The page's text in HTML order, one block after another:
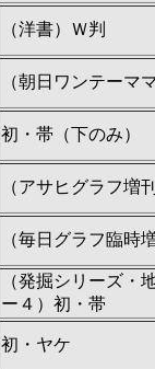
（洋書）Ｗ判
（朝日ワンテーマ
初・帯（下のみ）
（アサヒグラフ増
（毎日グラフ臨時
（発掘シリーズ・
ー４）初・帯
初・ヤケ